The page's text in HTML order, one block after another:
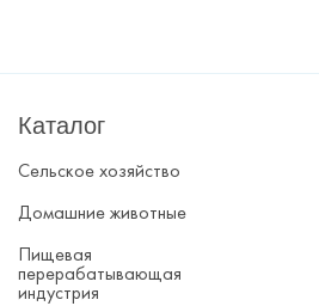
Каталог
Сельское хозяйство
Домашние животные
Пищевая
перерабатывающая
индустрия